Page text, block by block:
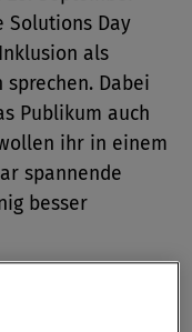
Solutions Day
als
Dabei
Publikum auch
ihr in einem
spannende
besser
Angaben schon